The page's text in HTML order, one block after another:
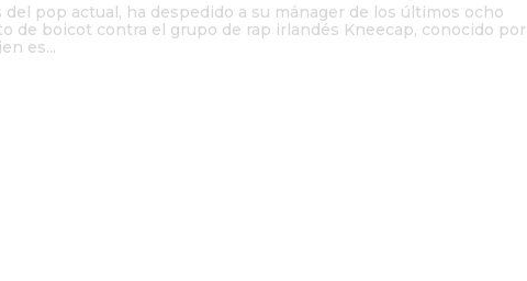
pop actual, ha despedido a su mánager de los últimos ocho
de boicot contra el grupo de rap irlandés Kneecap, conocido por
es...